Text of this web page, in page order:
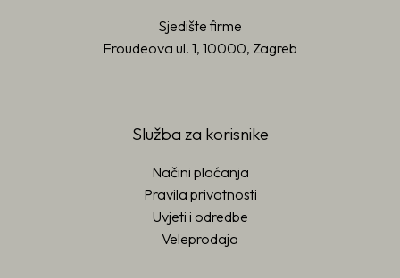
Sjedište firme
Froudeova ul. 1, 10000, Zagreb
Služba za korisnike
Načini plaćanja
Pravila privatnosti
Uvjeti i odredbe
Veleprodaja